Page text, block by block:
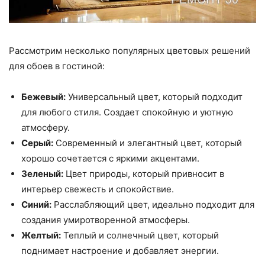
Рассмотрим несколько популярных цветовых решений
для обоев в гостиной:
Бежевый: Универсальный цвет, который подходит
для любого стиля. Создает спокойную и уютную
атмосферу.
Серый: Современный и элегантный цвет, который
хорошо сочетается с яркими акцентами.
Зеленый: Цвет природы, который привносит в
интерьер свежесть и спокойствие.
Синий: Расслабляющий цвет, идеально подходит для
создания умиротворенной атмосферы.
Желтый: Теплый и солнечный цвет, который
поднимает настроение и добавляет энергии.